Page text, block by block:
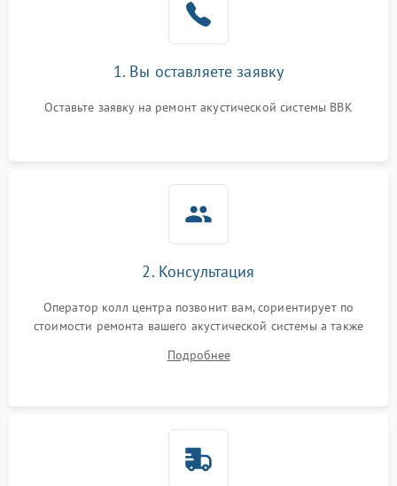
1. Вы оставляете заявку
Оставьте заявку на ремонт акустической системы BBK
2. Консультация
Оператор колл центра позвонит вам, сориентирует по
стоимости ремонта вашего акустической системы а также
Подробнее